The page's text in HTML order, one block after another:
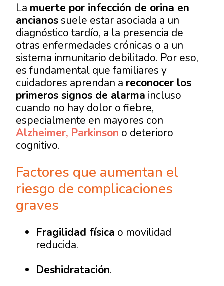
La muerte por infección de orina en
ancianossuele estar asociada a un
diagnóstico tardío, a la presencia de
otras enfermedades crónicas o a un
sistema inmunitario debilitado. Por eso,
es fundamental que familiares y
cuidadores aprendan a reconocer los
primeros signos de alarma incluso
cuando no hay dolor o fiebre,
especialmente en mayores con
Alzheimer, Parkinson o deterioro
cognitivo.
Factores que aumentan el
riesgo de complicaciones
graves
Fragilidad física o movilidad
reducida.
Deshidratación.